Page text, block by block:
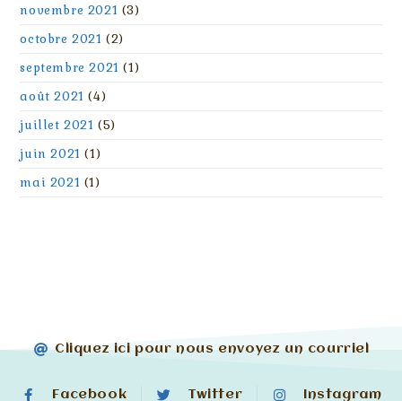
novembre 2021 (3)
octobre 2021 (2)
septembre 2021 (1)
août 2021 (4)
juillet 2021 (5)
juin 2021 (1)
mai 2021 (1)
Cliquez ici pour nous envoyez un courriel
Facebook Twitter Instagram